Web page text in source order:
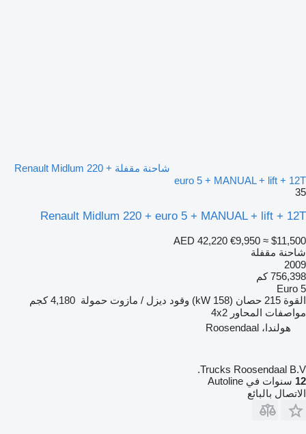
شاحنة مقفلة Renault Midlum 220 +
euro 5 + MANUAL + lift + 12T
35
Renault Midlum 220 + euro 5 + MANUAL + lift + 12T
AED 42,220 €9,950 ≈ $11,500
شاحنة مقفلة
2009
756,398 كم
Euro 5
القوة 215 حصان (158 kW) وقود ديزل / مازوت حمولة 4,180 كجم
مواصفات المحاور 4x2
هولندا، Roosendaal
Trucks Roosendaal B.V.
12 سنوات في Autoline
الاتصال بالبائع